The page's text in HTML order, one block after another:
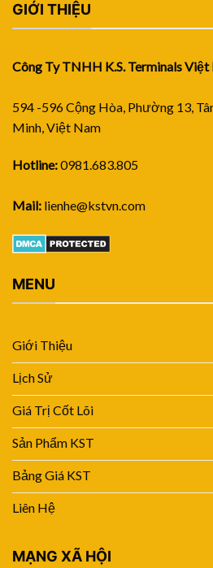
GIỚI THIỆU
Công Ty TNHH K.S. Terminals Việt
594 -596 Cộng Hòa, Phường 13,
Minh, Việt Nam
Hotline:0981.683.805
Mail: lienhe@kstvn.com
MENU
Giới Thiệu
Lịch Sử
Giá Trị Cốt Lõi
Sản Phẩm KST
Bảng Giá KST
Liên Hệ
MẠNG XÃ HỘI